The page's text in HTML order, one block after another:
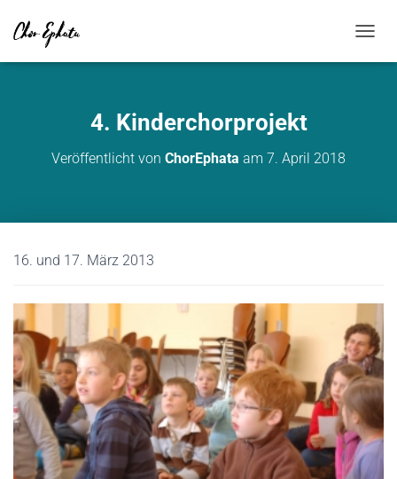
4. Kinderchorprojekt
Veröffentlicht von ChorEphata am 7. April 2018
16. und 17. März 2013